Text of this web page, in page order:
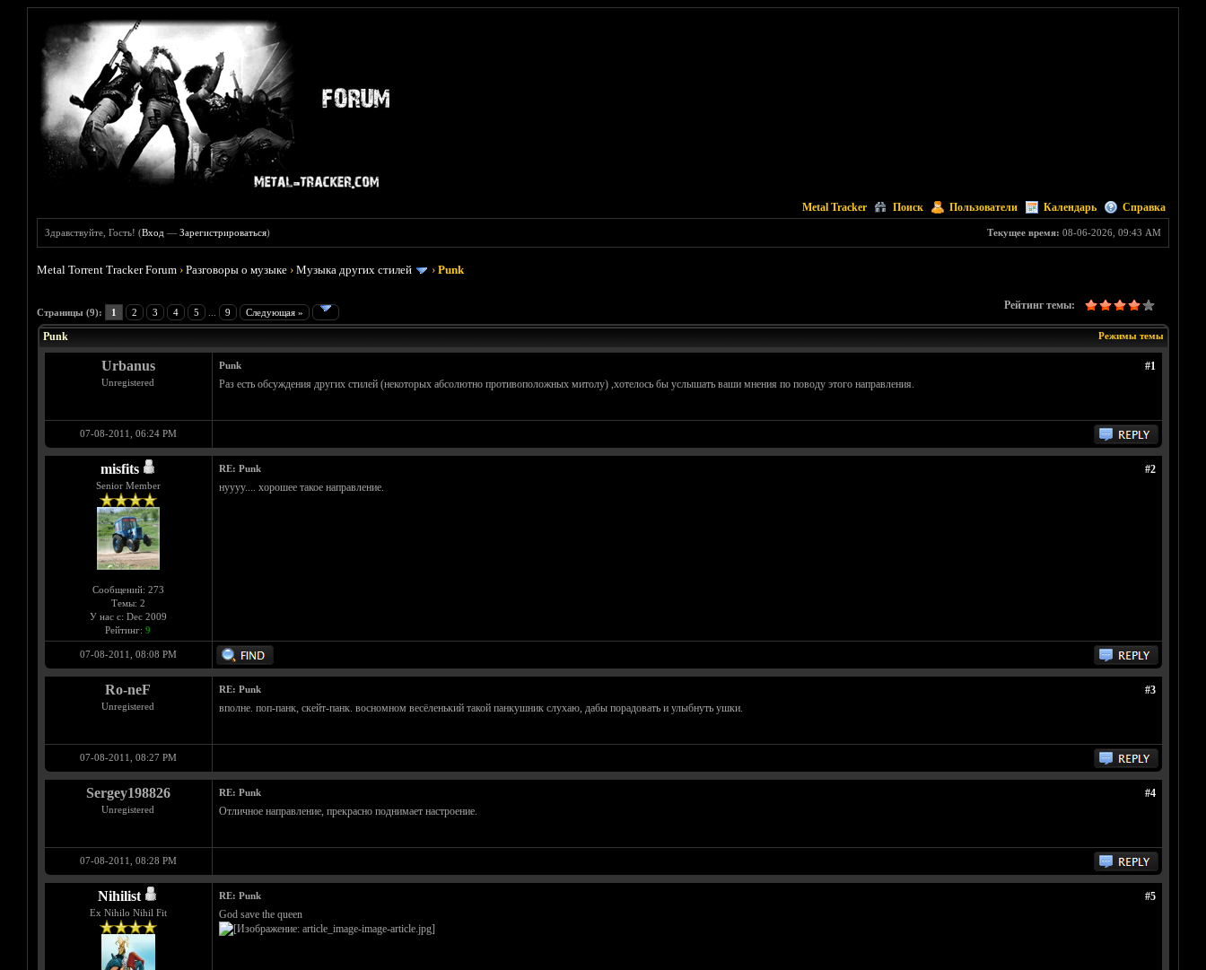
Metal Tracker Поиск Пользователи Календарь Справка
Текущее время: 08-06-2026, 09:43 AM
Здравствуйте, Гость! (Вход —Зарегистрироваться)
Metal Torrent Tracker Forum ›Разговоры о музыке ›Музыка других стилей ›Punk
Страницы (9): 1 2 3 4 5 9 Следующая »
Рейтинг темы:
Голосов: 7 - Средняя оценка: 3.71
1
2
3
4
5
Режимы темы
Punk
Urbanus
Unregistered
#1
Punk
Раз есть обсуждения других стилей (некоторых абсолютно противоположных митолу) ,хотелось бы услышать ваши мнения по поводу этого направления.
07-08-2011, 06:24 PM
misfits
Senior Member
Сообщений: 273
Темы: 2
У нас с: Dec 2009
Рейтинг: 9
#2
RE: Punk
нуууу.... хорошее такое направление.
07-08-2011, 08:08 PM
Ro-neF
Unregistered
#3
RE: Punk
вполне. поп-панк, скейт-панк. восномном весёленький такой панкушник слухаю, дабы порадовать и улыбнуть ушки.
07-08-2011, 08:27 PM
Sergey198826
Unregistered
#4
RE: Punk
Отличное направление, прекрасно поднимает настроение.
07-08-2011, 08:28 PM
Nihilist
Ex Nihilo Nihil Fit
#5
RE: Punk
God save the queen